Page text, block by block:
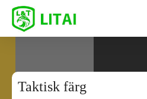
Taktisk färg